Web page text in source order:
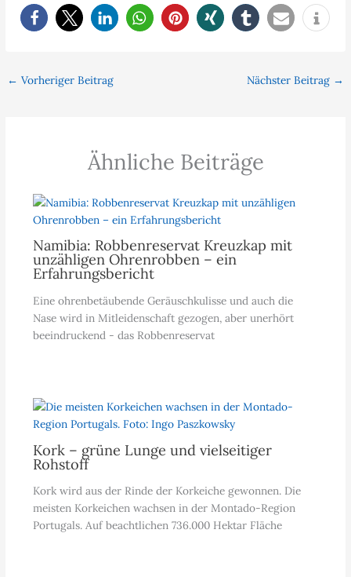
← Vorheriger Beitrag Nächster Beitrag →
Ähnliche Beiträge
Namibia: Robbenreservat Kreuzkap mit
unzähligen Ohrenrobben – ein
Erfahrungsbericht
Eine ohrenbetäubende Geräuschkulisse und auch die
Nase wird in Mitleidenschaft gezogen, aber unerhört
beeindruckend - das Robbenreservat
Kork – grüne Lunge und vielseitiger
Rohstoff
Kork wird aus der Rinde der Korkeiche gewonnen. Die
meisten Korkeichen wachsen in der Montado-Region
Portugals. Auf beachtlichen 736.000 Hektar Fläche